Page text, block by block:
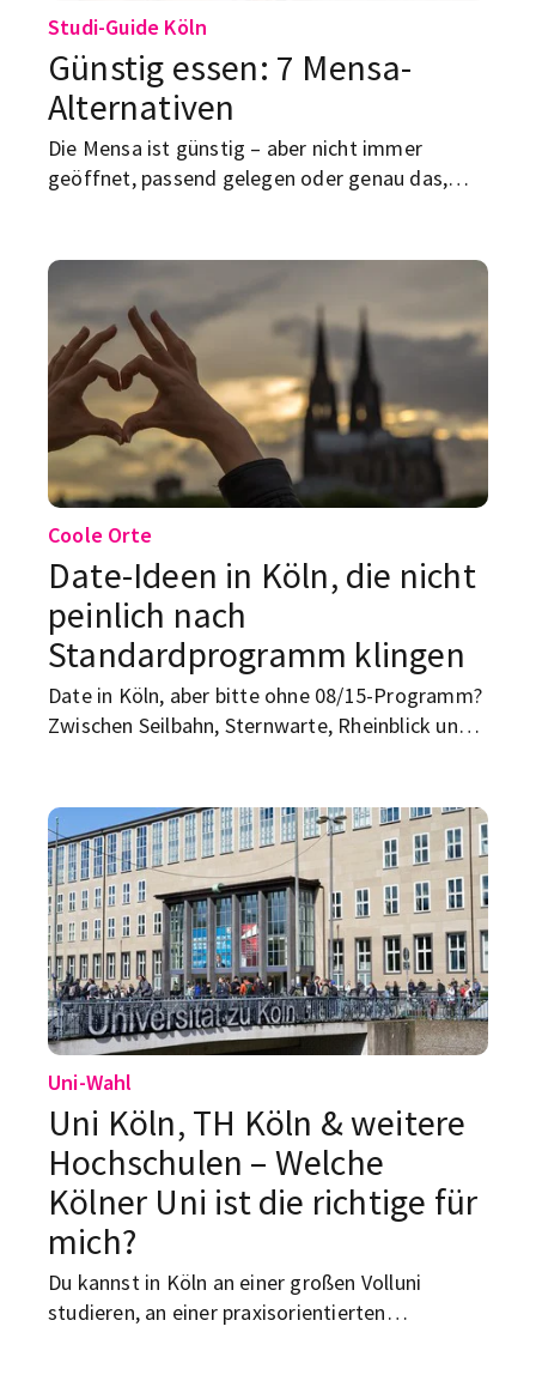
Studi-Guide Köln
Günstig essen: 7 Mensa-
Alternativen
Die Mensa ist günstig – aber nicht immer
geöffnet, passend gelegen oder genau das,
Alternativen, die sich nicht nur für den
Geldbeutel rechnen.
Coole Orte
Date-Ideen in Köln, die nicht
peinlich nach
Standardprogramm klingen
Date in Köln, aber bitte ohne 08/15-Programm?
Zwischen Seilbahn, Sternwarte, Rheinblick und
anfühlen. Diese Date-Ideen in Köln sind ideal für
Studierende, Neu-Kölner*innen und alle, die
lieber gemeinsam etwas erleben, statt nur
höflich an Getränken zu nippen.
Uni-Wahl
Uni Köln, TH Köln & weitere
Hochschulen – Welche
Kölner Uni ist die richtige für
mich?
Du kannst in Köln an einer großen Volluni
studieren, an einer praxisorientierten